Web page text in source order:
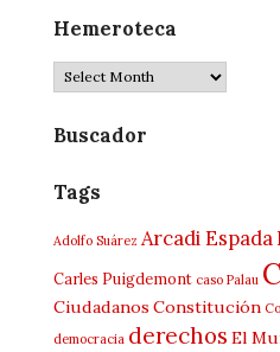
Hemeroteca
Hemeroteca
Buscador
Tags
Adolfo Suárez Arcadi Espada
Carles Puigdemont caso Palau
Ciudadanos Constitución
democracia derechos El